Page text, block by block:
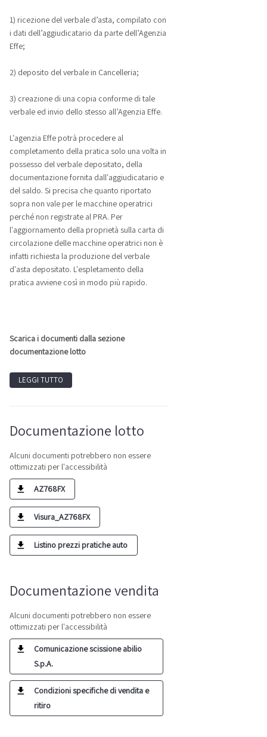
1) ricezione del verbale d’asta, compilato con
i dati dell’aggiudicatario da parte dell’Agenzia
Effe;
2) deposito del verbale in Cancelleria;
3) creazione di una copia conforme di tale
verbale ed invio dello stesso all’Agenzia Effe.
L'agenzia Effe potrà procedere al
completamento della pratica solo una volta in
possesso del verbale depositato, della
documentazione fornita dall'aggiudicatario e
del saldo. Si precisa che quanto riportato
sopra non vale per le macchine operatrici
perché non registrate al PRA. Per
l'aggiornamento della proprietà sulla carta di
circolazione delle macchine operatrici non è
infatti richiesta la produzione del verbale
d'asta depositato. L'espletamento della
pratica avviene così in modo più rapido.
Scarica i documenti dalla sezione
documentazione lotto
LEGGI TUTTO
Documentazione lotto
Alcuni documenti potrebbero non essere
ottimizzati per l'accessibilità
AZ768FX
Visura_AZ768FX
Listino prezzi pratiche auto
Documentazione vendita
Alcuni documenti potrebbero non essere
ottimizzati per l'accessibilità
Comunicazione scissione abilio
S.p.A.
Condizioni specifiche di vendita e
ritiro